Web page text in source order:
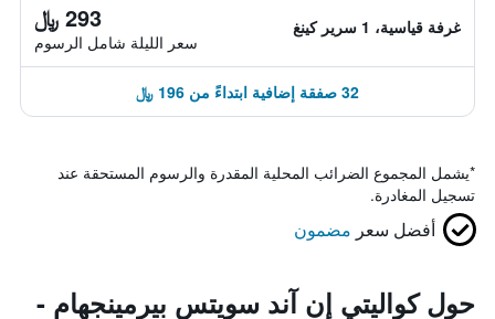
غرفة قياسية، 1 سرير كينغ 293 ﷼
سعر الليلة شامل الرسوم
32 صفقة إضافية ابتداءً من 196 ﷼
*يشمل المجموع الضرائب المحلية المقدرة والرسوم المستحقة عند
تسجيل المغادرة.
أفضل سعر مضمون
حول كواليتي إن آند سويتس بيرمينجهام -